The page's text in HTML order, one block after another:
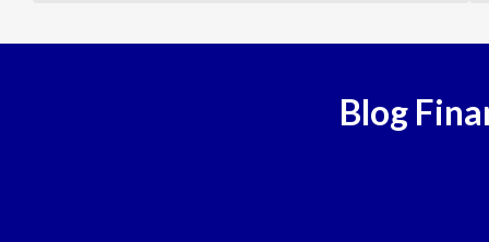
Empréstimo com Garantia: use seu imóvel ou veículo!
Blog